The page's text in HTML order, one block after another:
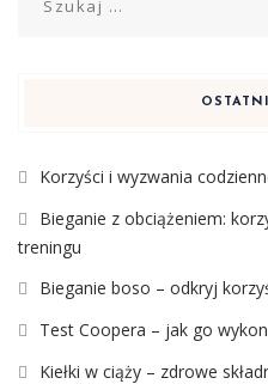
Korzyści i wyzwania
Bieganie z obciążeniem:
treningu
Bieganie boso – odkryj
Test Coopera – jak go
Kiełki w ciąży – zdrowe